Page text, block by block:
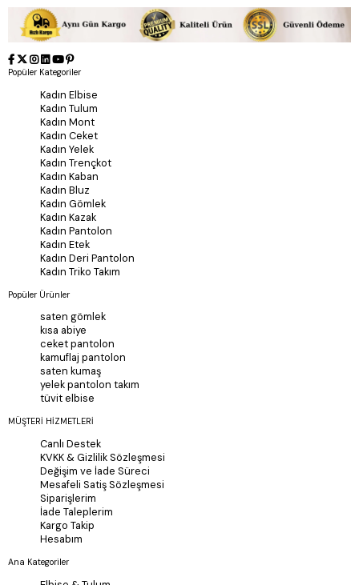
Popüler Kategoriler
Kadın Elbise
Kadın Tulum
Kadın Mont
Kadın Ceket
Kadın Yelek
Kadın Trençkot
Kadın Kaban
Kadın Bluz
Kadın Gömlek
Kadın Kazak
Kadın Pantolon
Kadın Etek
Kadın Deri Pantolon
Kadın Triko Takım
Popüler Ürünler
saten gömlek
kısa abiye
ceket pantolon
kamuflaj pantolon
saten kumaş
yelek pantolon takım
tüvit elbise
MÜŞTERİ HİZMETLERİ
Canlı Destek
KVKK & Gizlilik Sözleşmesi
Değişim ve İade Süreci
Mesafeli Satiş Sözleşmesi
Siparişlerim
İade Taleplerim
Kargo Takip
Hesabım
Ana Kategoriler